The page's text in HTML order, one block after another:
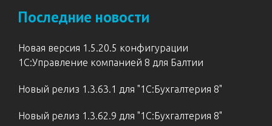
Последние новости
Новая версия 1.5.20.5 конфигурации
1С:Управление компанией 8 для Балтии
Новый релиз 1.3.63.1 для "1С:Бухгалтерия 8"
Новый релиз 1.3.62.9 для "1С:Бухгалтерия 8"